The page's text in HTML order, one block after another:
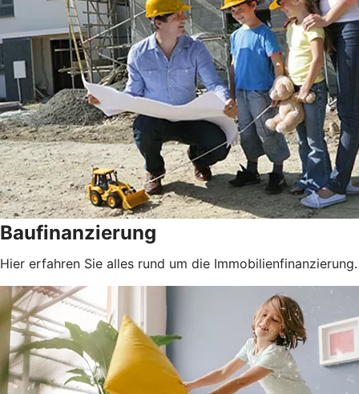
Baufinanzierung
Hier erfahren Sie alles rund um die Immobilienfinanzierung.